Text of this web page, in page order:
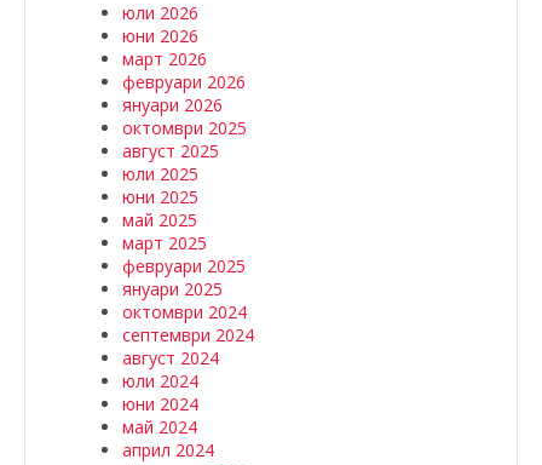
юли 2026
юни 2026
март 2026
февруари 2026
януари 2026
октомври 2025
август 2025
юли 2025
юни 2025
май 2025
март 2025
февруари 2025
януари 2025
октомври 2024
септември 2024
август 2024
юли 2024
юни 2024
май 2024
април 2024